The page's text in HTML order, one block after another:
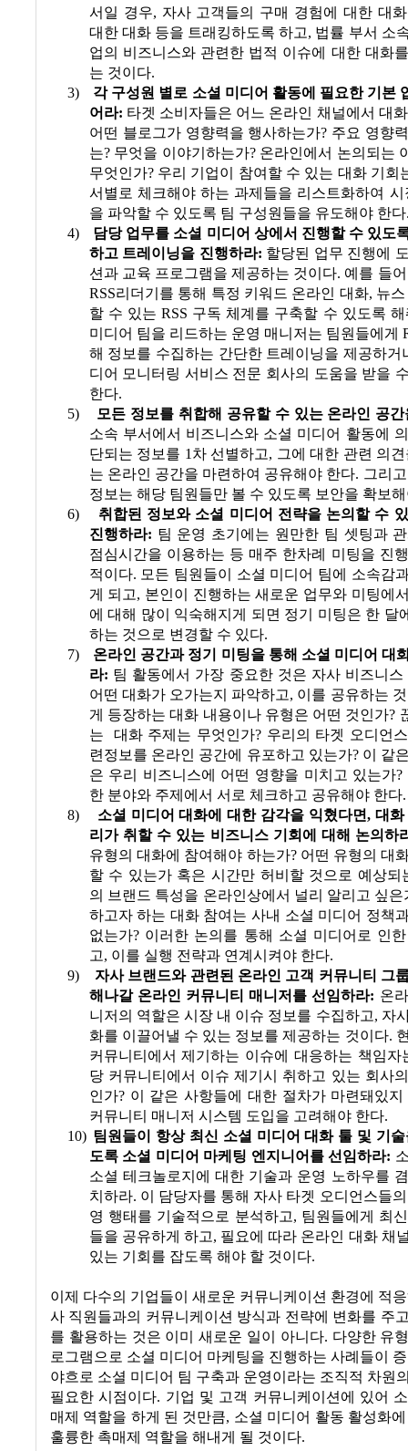
서일 경우, 자사 고객들의 구매 경험에 대한 대
대한 대화 등을 트래킹하도록 하고, 법률 부서 소
업의 비즈니스와 관련한 법적 이슈에 대한 대화
는 것이다.
3)
각 구성원 별로 소셜 미디어 활동에 필요한 기본
어라: 타겟 소비자들은 어느 온라인 채널에서 대
어떤 블로그가 영향력을 행사하는가? 주요 영향
는? 무엇을 이야기하는가? 온라인에서 논의되는
무엇인가? 우리 기업이 참여할 수 있는 대화 기회
서별로 체크해야 하는 과제들을 리스트화하여
을 파악할 수 있도록 팀 구성원들을 유도해야 한다
4)
담당 업무를 소셜 미디어 상에서 진행할 수 있도
하고 트레이닝을 진행하라: 할당된 업무 진행에
션과 교육 프로그램을 제공하는 것이다. 예를 들
RSS리더기를 통해 특정 키워드 온라인 대화, 뉴
할 수 있는RSS 구독 체계를 구축할 수 있도록
미디어 팀을 리드하는 운영 매니저는 팀원들에게
해 정보를 수집하는 간단한 트레이닝을 제공하거
디어 모니터링 서비스 전문 회사의 도움을 받을
한다.
5)
모든 정보를 취합해 공유할 수 있는 온라인 공
소속 부서에서 비즈니스와 소셜 미디어 활동에
단되는 정보를 1차 선별하고, 그에 대한 관련 의
는 온라인 공간을 마련하여 공유해야 한다. 그리
정보는 해당 팀원들만 볼 수 있도록 보안을 확보
6)
취합된 정보와 소셜 미디어 전략을 논의할 수
진행하라: 팀 운영 초기에는 원만한 팀 셋팅과
점심시간을 이용하는 등 매주 한차례 미팅을 진
적이다. 모든 팀원들이 소셜 미디어 팀에 소속감
게 되고, 본인이 진행하는 새로운 업무와 미팅에
에 대해 많이 익숙해지게 되면 정기 미팅은 한 달
하는 것으로 변경할 수 있다.
7)
온라인 공간과 정기 미팅을 통해 소셜 미디어 대
라: 팀 활동에서 가장 중요한 것은 자사 비즈니
어떤 대화가 오가는지 파악하고, 이를 공유하는
게 등장하는 대화 내용이나 유형은 어떤 것인가?
는
대화 주제는 무엇인가? 우리의 타겟 오디언
련정보를 온라인 공간에 유포하고 있는가? 이 같
은 우리 비즈니스에 어떤 영향을 미치고 있는가?
한 분야와 주제에서 서로 체크하고 공유해야 한다.
8)
소셜 미디어 대화에 대한 감각을 익혔다면,대화
리가 취할 수 있는 비즈니스 기회에 대해 논의하
유형의 대화에 참여해야 하는가? 어떤 유형의 대
할 수 있는가 혹은 시간만 허비할 것으로 예상되
의 브랜드 특성을 온라인상에서 널리 알리고 싶은
하고자 하는 대화 참여는 사내 소셜 미디어 정책
없는가? 이러한 논의를 통해 소셜 미디어로 인
고, 이를 실행 전략과 연계시켜야 한다.
9)
자사 브랜드와 관련된 온라인 고객 커뮤니티 그
해나갈 온라인 커뮤니티 매니저를 선임하라: 온
니저의 역할은 시장 내 이슈 정보를 수집하고, 자
화를 이끌어낼 수 있는 정보를 제공하는 것이다.
커뮤니티에서 제기하는 이슈에 대응하는 책임자
당 커뮤니티에서 이슈 제기시 취하고 있는 회사
인가? 이 같은 사항들에 대한 절차가 마련돼있지
커뮤니티 매니저 시스템 도입을 고려해야 한다.
10) 팀원들이 항상 최신 소셜 미디어 대화 툴 및 기
도록 소셜 미디어 마케팅 엔지니어를 선임하라:
소셜 테크놀로지에 대한 기술과 운영 노하우를
치하라. 이 담당자를 통해 자사 타겟 오디언스들
영 행태를 기술적으로 분석하고, 팀원들에게 최
들을 공유하게 하고, 필요에 따라 온라인 대화 채
있는 기회를 잡도록 해야 할 것이다.
이제 다수의 기업들이 새로운 커뮤니케이션 환경에 적
사 직원들과의 커뮤니케이션 방식과 전략에 변화를 주
를 활용하는 것은 이미 새로운 일이 아니다. 다양한 유
로그램으로 소셜 미디어 마케팅을 진행하는 사례들이
야흐로 소셜 미디어 팀 구축과 운영이라는 조직적 차원
필요한 시점이다. 기업 및 고객 커뮤니케이션에 있어
매제 역할을 하게 된 것만큼, 소셜 미디어 활동 활성화
훌륭한 촉매제 역할을 해내게 될 것이다.